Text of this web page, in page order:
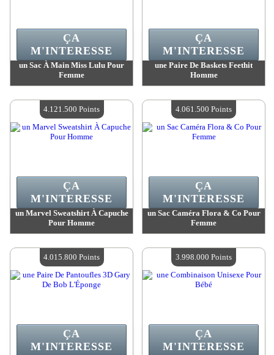
un Sac À Main Miss Lulu Pour
Femme
Quantité Disponible :4
ÇA
M'INTERESSE
une Paire De Baskets Feethit
Homme
Quantité Disponible :4
ÇA
M'INTERESSE
un Marvel Sweatshirt À Capuche
Pour Homme
Quantité Disponible :4
ÇA
M'INTERESSE
4.121.500 Points
un Sac Caméra Flora & Co Pour
Femme
Quantité Disponible :4
ÇA
M'INTERESSE
4.061.500 Points
ÇA
M'INTERESSE
4.015.800 Points
ÇA
M'INTERESSE
3.998.000 Points